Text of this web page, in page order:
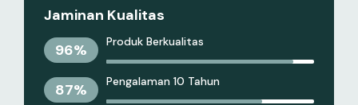
Jaminan Kualitas
96% Produk Berkualitas
87% Pengalaman 10 Tahun